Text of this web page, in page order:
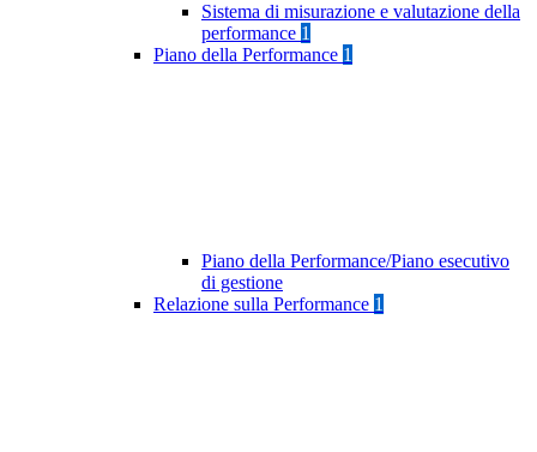
Sistema di misurazione e valutazione della
performance 1
Piano della Performance 1
Piano della Performance/Piano esecutivo
di gestione
Relazione sulla Performance 1